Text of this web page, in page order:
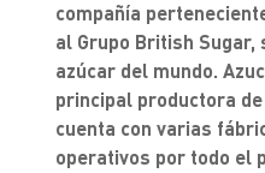
compañía
al Grupo British
azúcar del mundo.
principal productora
cuenta con varias
operativos por todo el